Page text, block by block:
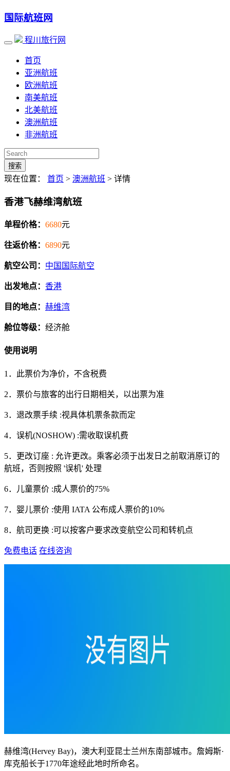
国际航班网
程川旅行网
首页
亚洲航班
欧洲航班
南美航班
北美航班
澳洲航班
非洲航班
搜索
现在位置： 首页 > 澳洲航班 > 详情
香港飞赫维湾航班
单程价格： 6680元
往返价格： 6890元
航空公司： 中国国际航空
出发地点： 香港
目的地点： 赫维湾
舱位等级： 经济舱
使用说明
1．此票价为净价，不含税费
2．票价与旅客的出行日期相关，以出票为准
3．退改票手续 :视具体机票条款而定
4．误机(NOSHOW) :需收取误机费
5．更改订座 : 允许更改。乘客必须于出发日之前取消原订的
航班，否则按照 '误机' 处理
6．儿童票价 :成人票价的75%
7．婴儿票价 :使用 IATA 公布成人票价的10%
8．航司更换 :可以按客户要求改变航空公司和转机点
免费电话 在线咨询
赫维湾(Hervey Bay)，澳大利亚昆士兰州东南部城市。詹姆斯·
库克船长于1770年途经此地时所命名。